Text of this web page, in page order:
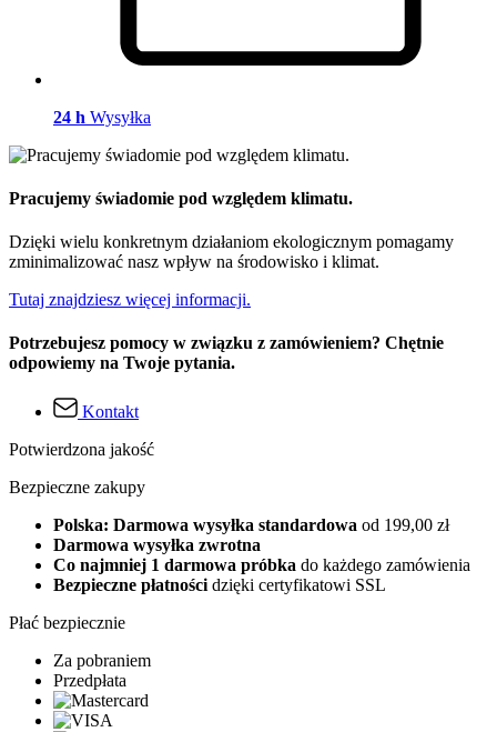
24 h Wysyłka
Pracujemy świadomie pod względem klimatu.
Dzięki wielu konkretnym działaniom ekologicznym pomagamy
zminimalizować nasz wpływ na środowisko i klimat.
Tutaj znajdziesz więcej informacji.
Potrzebujesz pomocy w związku z zamówieniem? Chętnie
odpowiemy na Twoje pytania.
Kontakt
Potwierdzona jakość
Bezpieczne zakupy
Polska: Darmowa wysyłka standardowa od 199,00 zł
Darmowa wysyłka zwrotna
Co najmniej 1 darmowa próbka do każdego zamówienia
Bezpieczne płatności dzięki certyfikatowi SSL
Płać bezpiecznie
Za pobraniem
Przedpłata